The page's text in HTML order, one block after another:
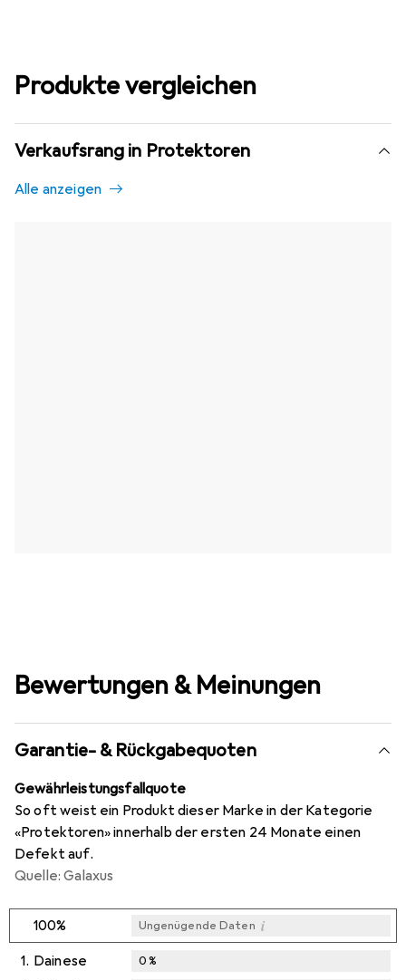
Produkte vergleichen
Verkaufsrang in Protektoren
Alle anzeigen
Bewertungen & Meinungen
Garantie- & Rückgabequoten
Gewährleistungsfallquote
So oft weist ein Produkt dieser Marke in der Kategorie
«Protektoren» innerhalb der ersten 24 Monate einen
Defekt auf.
Quelle: Galaxus
100% Ungenügende Daten i
1. Dainese 0%